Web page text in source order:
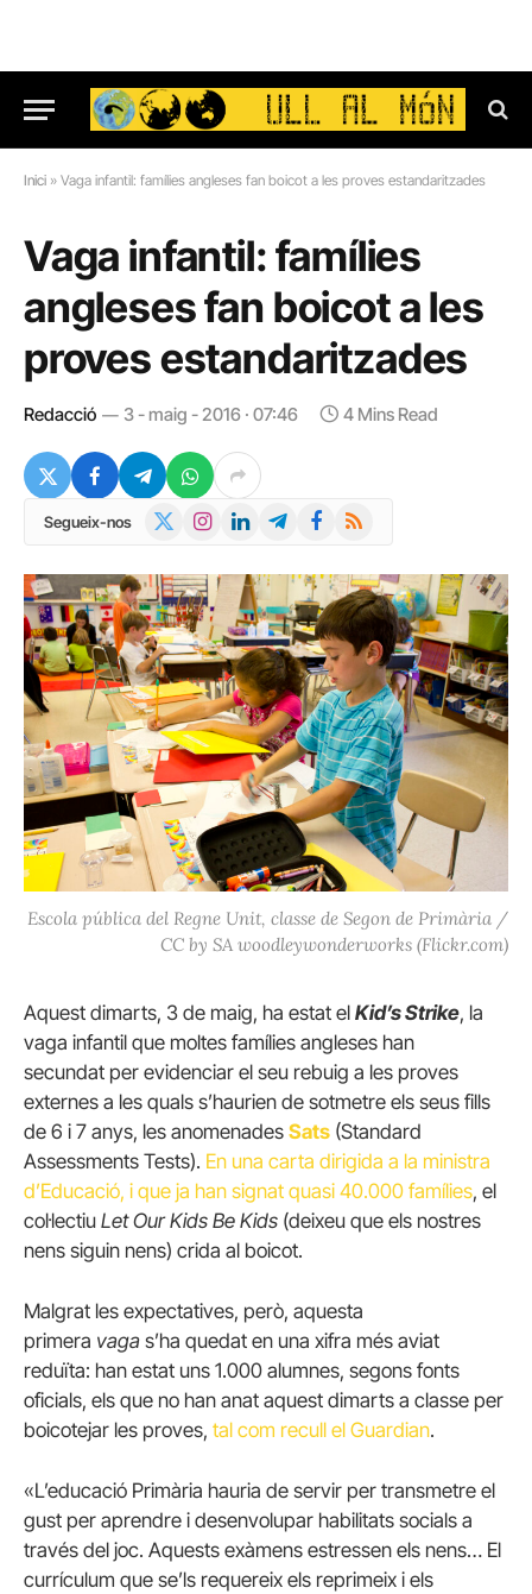
Inici » Vaga infantil: famílies angleses fan boicot a les proves estandaritzades
Vaga infantil: famílies
angleses fan boicot a les
proves estandaritzades
Redacció 3 - maig - 2016 · 07:46 4 Mins Read
Segueix-nos InstagramLinkedInTelegramFacebook
RSS
Escola pública del Regne Unit, classe de Segon de Primària /
CC by SA woodleywonderworks (Flickr.com)
Aquest dimarts, 3 de maig, ha estat el Kid’s Strike, la
vaga infantil que moltes famílies angleses han
secundat per evidenciar el seu rebuig a les proves
externes a les quals s’haurien de sotmetre els seus fills
de 6 i 7 anys, les anomenades Sats (Standard
Assessments Tests). En una carta dirigida a la ministra
d’Educació, i que ja han signat quasi 40.000 famílies, el
col·lectiu Let Our Kids Be Kids (deixeu que els nostres
nens siguin nens) crida al boicot.
Malgrat les expectatives, però, aquesta
primera vaga s’ha quedat en una xifra més aviat
reduïta: han estat uns 1.000 alumnes, segons fonts
oficials, els que no han anat aquest dimarts a classe per
boicotejar les proves, tal com recull el Guardian.
«L’educació Primària hauria de servir per transmetre el
gust per aprendre i desenvolupar habilitats socials a
través del joc. Aquests exàmens estressen els nens… El
currículum que se’ls requereix els reprimeix i els